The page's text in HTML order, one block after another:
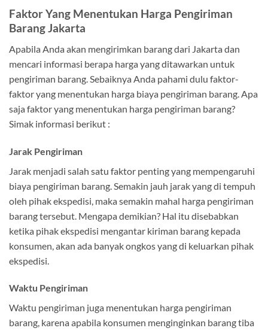
Faktor Yang Menentukan Harga Pengiriman
Barang Jakarta
Apabila Anda akan mengirimkan barang dari Jakarta dan
mencari informasi berapa harga yang ditawarkan untuk
pengiriman barang. Sebaiknya Anda pahami dulu faktor-
faktor yang menentukan harga biaya pengiriman barang. Apa
saja faktor yang menentukan harga pengiriman barang?
Simak informasi berikut :
Jarak Pengiriman
Jarak menjadi salah satu faktor penting yang mempengaruhi
biaya pengiriman barang. Semakin jauh jarak yang di tempuh
oleh pihak ekspedisi, maka semakin mahal harga pengiriman
barang tersebut. Mengapa demikian? Hal itu disebabkan
ketika pihak ekspedisi mengantar kiriman barang kepada
konsumen, akan ada banyak ongkos yang di keluarkan pihak
ekspedisi.
Waktu Pengiriman
Waktu pengiriman juga menentukan harga pengiriman
barang, karena apabila konsumen menginginkan barang tiba